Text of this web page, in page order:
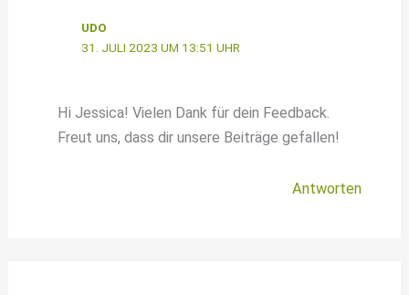
UDO
31. JULI 2023 UM 13:51 UHR
Hi Jessica! Vielen Dank für dein Feedback.
Freut uns, dass dir unsere Beiträge gefallen!
Antworten